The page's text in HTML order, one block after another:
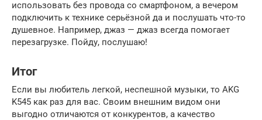
использовать без провода со смартфоном, а вечером
подключить к технике серьёзной да и послушать что-то
душевное. Например, джаз — джаз всегда помогает
перезагрузке. Пойду, послушаю!
Итог
Если вы любитель легкой, неспешной музыки, то AKG
K545 как раз для вас. Своим внешним видом они
выгодно отличаются от конкурентов, а качество